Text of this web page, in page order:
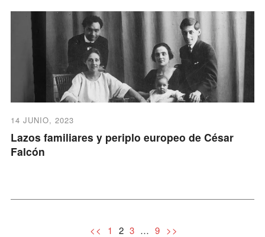
14 JUNIO, 2023
Lazos familiares y periplo europeo de César
Falcón
<< 1 2 3 … 9 >>